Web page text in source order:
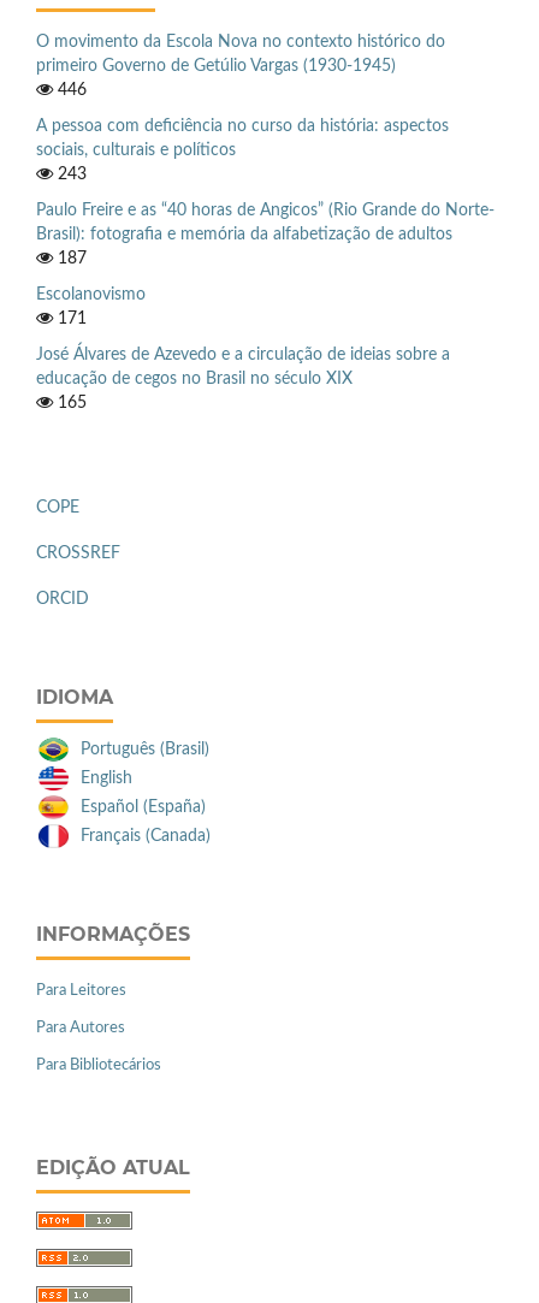
O movimento da Escola Nova no contexto histórico do
primeiro Governo de Getúlio Vargas (1930-1945)
446
A pessoa com deficiência no curso da história: aspectos
sociais, culturais e políticos
243
Paulo Freire e as “40 horas de Angicos” (Rio Grande do Norte-
Brasil): fotografia e memória da alfabetização de adultos
187
Escolanovismo
171
José Álvares de Azevedo e a circulação de ideias sobre a
educação de cegos no Brasil no século XIX
165
COPE
CROSSREF
ORCID
IDIOMA
Português (Brasil)
English
Español (España)
Français (Canada)
INFORMAÇÕES
Para Leitores
Para Autores
Para Bibliotecários
EDIÇÃO ATUAL